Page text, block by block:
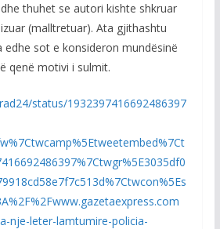
thuhet se autori kishte shkruar
(malltretuar). Ata gjithashtu
edhe sot e konsideron mundësinë
qenë motivi i sulmit.
status/1932397416692486397
nje-leter-lamtumire-policia-